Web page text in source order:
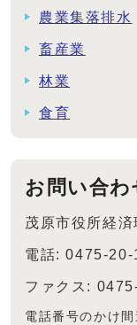
農業集落排水
畜産業
林業
食育
お問い合わ
茂原市役所経
電話: 0475-20-
ファクス:
電話番号のかけ